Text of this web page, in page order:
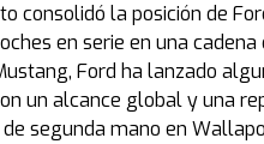
consolidó la posición de
en serie en una cadena
Ford ha lanzado
un alcance global y una
segunda mano en